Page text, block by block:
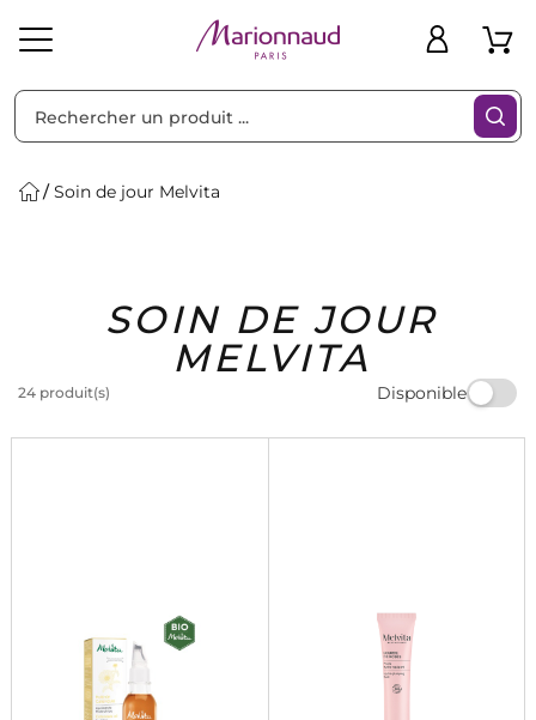
Solaire Homme Marques Idées
Cadeaux
Bons
Plans
Soin de jour Melvita
SOIN DE JOUR
MELVITA
24 produit(s) Disponible
Filtres